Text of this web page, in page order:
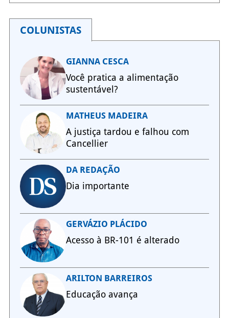
COLUNISTAS
GIANNA CESCA
Você pratica a alimentação
sustentável?
MATHEUS MADEIRA
A justiça tardou e falhou com
Cancellier
DA REDAÇÃO
Dia importante
GERVÁZIO PLÁCIDO
Acesso à BR-101 é alterado
ARILTON BARREIROS
Educação avança